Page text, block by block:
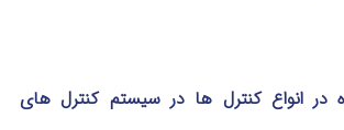
در انواع کنترل ها در سیستم کنترل های